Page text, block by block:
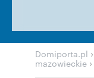
Domiporta.pl ›
mazowieckie ›